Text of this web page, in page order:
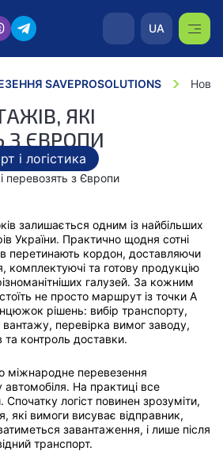
UA
SAVEPROSOLUTIONS
ЯКІ
З ЄВРОПИ
і логістика
залишається одним із найбільших
України. Практично щодня сотні
перетинають кордон, доставляючи
комплектуючі та готову продукцію
галузей. За кожним
не просто маршрут із точки А
рішень: вибір транспорту,
вантажу, перевірка вимог заводу,
та контроль доставки.
міжнародне перевезення
На практиці все
Спочатку логіст повинен зрозуміти,
які вимоги висуває відправник,
завантаження, і лише після
транспорт.